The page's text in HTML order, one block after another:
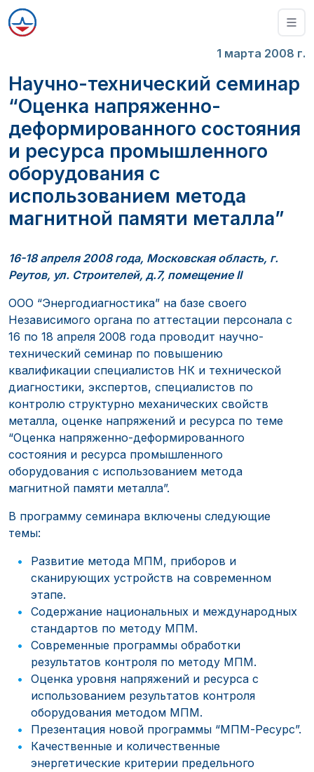
1 марта 2008 г.
Научно-технический семинар
“Оценка напряженно-
деформированного состояния
и ресурса промышленного
оборудования с
использованием метода
магнитной памяти металла”
16-18 апреля 2008 года, Московская область, г.
Реутов, ул. Строителей, д.7, помещение II
ООО “Энергодиагностика” на базе своего
Независимого органа по аттестации персонала с
16 по 18 апреля 2008 года проводит научно-
технический семинар по повышению
квалификации специалистов НК и технической
диагностики, экспертов, специалистов по
контролю структурно механических свойств
металла, оценке напряжений и ресурса по теме
“Оценка напряженно-деформированного
состояния и ресурса промышленного
оборудования с использованием метода
магнитной памяти металла”.
В программу семинара включены следующие
темы:
Развитие метода МПМ, приборов и
сканирующих устройств на современном
этапе.
Содержание национальных и международных
стандартов по методу МПМ.
Современные программы обработки
результатов контроля по методу МПМ.
Оценка уровня напряжений и ресурса с
использованием результатов контроля
оборудования методом МПМ.
Презентация новой программы “МПМ-Ресурс”.
Качественные и количественные
энергетические критерии предельного